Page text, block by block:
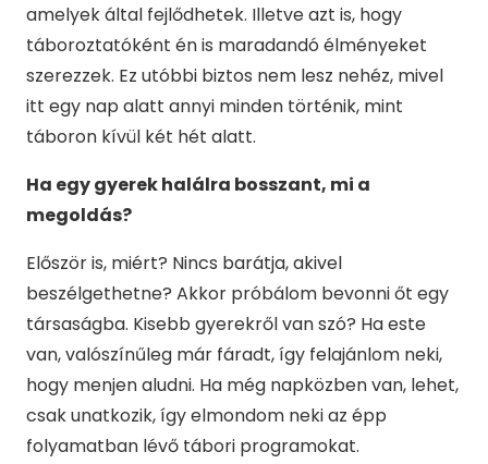
amelyek által fejlődhetek. Illetve azt is, hogy
táboroztatóként én is maradandó élményeket
szerezzek. Ez utóbbi biztos nem lesz nehéz, mivel
itt egy nap alatt annyi minden történik, mint
táboron kívül két hét alatt.
Ha egy gyerek halálra bosszant, mi a
megoldás?
Először is, miért? Nincs barátja, akivel
beszélgethetne? Akkor próbálom bevonni őt egy
társaságba. Kisebb gyerekről van szó? Ha este
van, valószínűleg már fáradt, így felajánlom neki,
hogy menjen aludni. Ha még napközben van, lehet,
csak unatkozik, így elmondom neki az épp
folyamatban lévő tábori programokat.